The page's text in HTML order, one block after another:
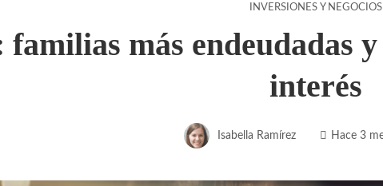
INVERSIONES Y NEGOCIOS
más endeudadas
interés
Isabella Ramírez Hace 3